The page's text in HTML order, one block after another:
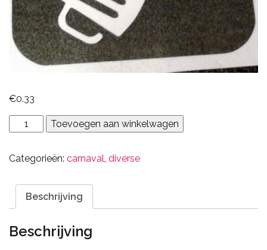
€0.33
aantal
Toevoegen aan winkelwagen
Categorieën: carnaval, diverse
Beschrijving
Beschrijving